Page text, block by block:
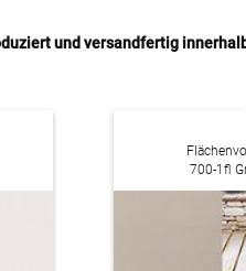
und versandfertig
700-1fl